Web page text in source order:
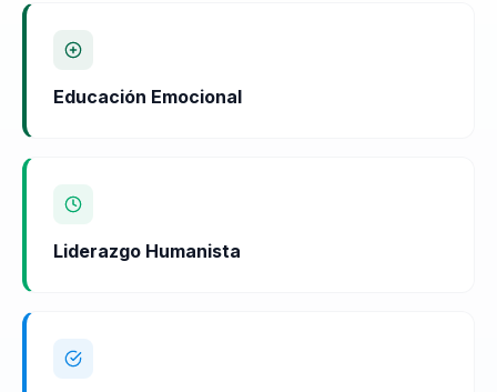
Educación Emocional
Liderazgo Humanista